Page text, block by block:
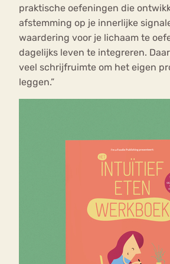
praktische oefeningen die
afstemming op je innerlijke
waardering voor je lichaam te
dagelijks leven te integreren.
veel schrijfruimte om het eigen
leggen.”